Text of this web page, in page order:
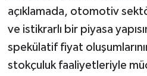
açıklamada, otomotiv
ve istikrarlı bir piyasa
spekülatif fiyat
stokçuluk faaliyetleriyle